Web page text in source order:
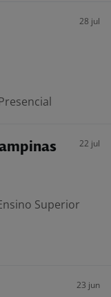
28 jul
22 jul
Superior
23 jun